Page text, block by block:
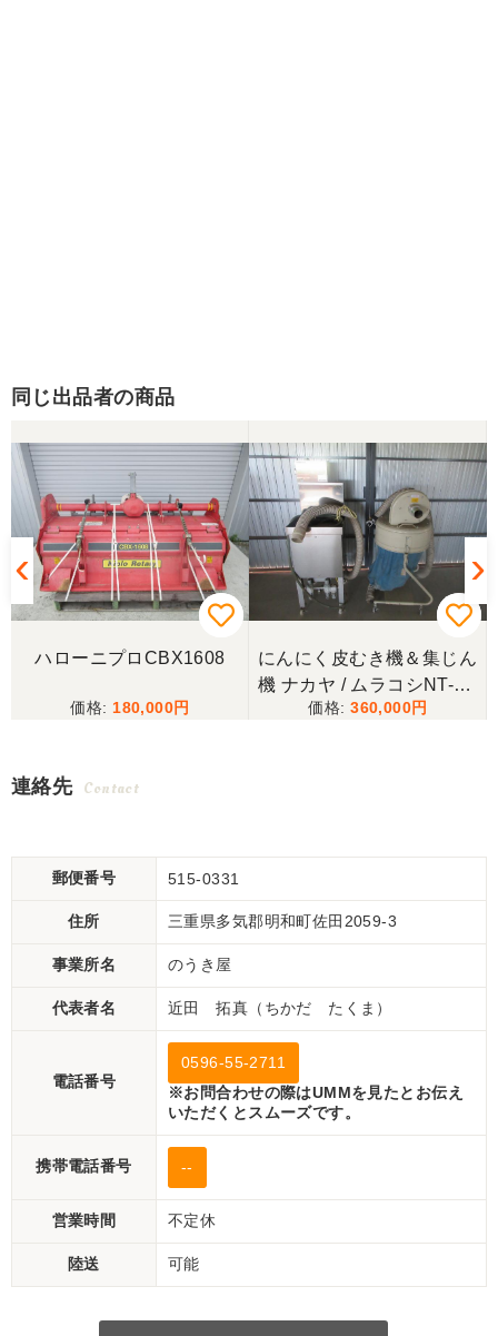
同じ出品者の商品
にんにく皮むき機＆集じん
型 / UFO-46360,000
色彩選別機サタケFGS-10
00
1,080,000
連絡先 Contact
郵便番号 515-0331
住所 三重県多気郡明和町佐田2059-3
事業所名 のうき屋
代表者名 近田 拓真（ちかだ たくま）
電話番号
0596-55-2711
※お問合わせの際はUMMを見たとお伝え
いただくとスムーズです。
携帯電話番号 --
営業時間 不定休
陸送 可能